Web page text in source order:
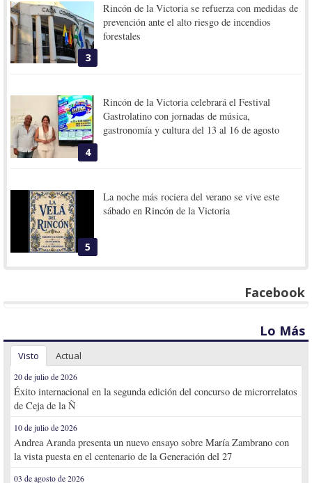
3
Rincón de la Victoria se refuerza con medidas de
prevención ante el alto riesgo de incendios
forestales
4
Rincón de la Victoria celebrará el Festival
Gastrolatino con jornadas de música,
gastronomía y cultura del 13 al 16 de agosto
5
La noche más rociera del verano se vive este
sábado en Rincón de la Victoria
Facebook
Lo Más
Visto Actual
20 de julio de 2026
Éxito internacional en la segunda edición del concurso de microrrelatos
de Ceja de la Ñ
10 de julio de 2026
Andrea Aranda presenta un nuevo ensayo sobre María Zambrano con
la vista puesta en el centenario de la Generación del 27
03 de agosto de 2026